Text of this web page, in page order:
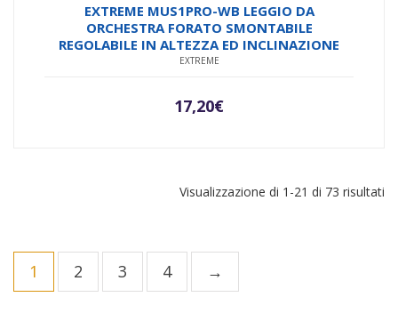
EXTREME MUS1PRO-WB LEGGIO DA
ORCHESTRA FORATO SMONTABILE
REGOLABILE IN ALTEZZA ED INCLINAZIONE
EXTREME
17,20€
Visualizzazione di 1-21 di 73 risultati
1 2 3 4 →